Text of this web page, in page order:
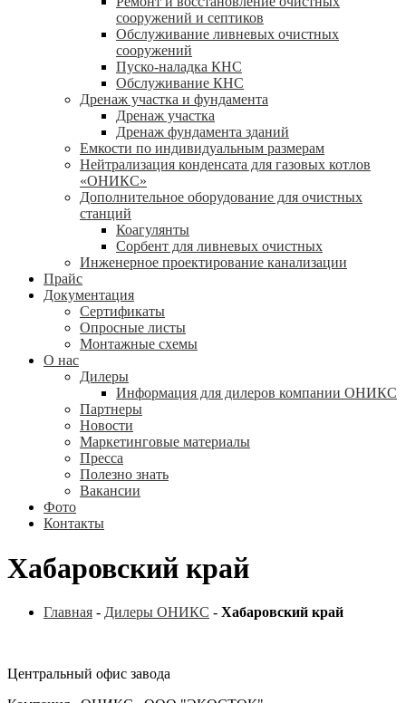
сооружений и септиков
Обслуживание ливневых очистных
сооружений
Пуско-наладка КНС
Обслуживание КНС
Дренаж участка и фундамента
Дренаж участка
Дренаж фундамента зданий
Емкости по индивидуальным размерам
Нейтрализация конденсата для газовых котлов
«ОНИКС»
Дополнительное оборудование для очистных
станций
Коагулянты
Сорбент для ливневых очистных
Инженерное проектирование канализации
Прайс
Документация
Сертификаты
Опросные листы
Монтажные схемы
О нас
Дилеры
Информация для дилеров компании ОНИКС
Партнеры
Новости
Маркетинговые материалы
Пресса
Полезно знать
Вакансии
Фото
Контакты
Хабаровский край
Главная - Дилеры ОНИКС - Хабаровский край
Центральный офис завода